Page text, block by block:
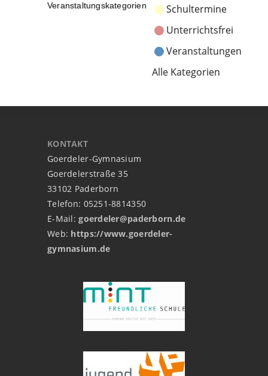
Veranstaltungskategorien
Schultermine
Unterrichtsfrei
Veranstaltungen
Alle Kategorien
KONTAKT
Goerdeler-Gymnasium
Goerdelerstraße 35
33102 Paderborn
Telefon: 05251-8814350
E-Mail:goerdeler@paderborn.de
Web: https://www.goerdeler-
gymnasium.de